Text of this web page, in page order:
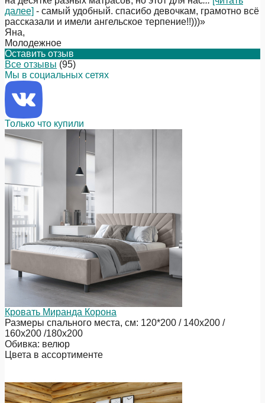
далее] - самый удобный. спасибо девочкам, грамотно всё
рассказали и имели ангельское терпение!!)))»
Яна,
Молодежное
Оставить отзыв
Все отзывы (95)
Мы в социальных сетях
Только что купили
Кровать Миранда Корона
Размеры спального места, см: 120*200 / 140х200 /
160х200 /180х200
Обивка: велюр
Цвета в ассортименте